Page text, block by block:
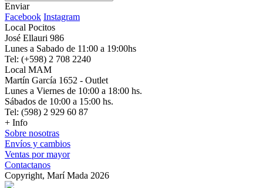
Enviar
Facebook Instagram
Local Pocitos
José Ellauri 986
Lunes a Sabado de 11:00 a 19:00hs
Tel: (+598) 2 708 2240
Local MAM
Martín García 1652 - Outlet
Lunes a Viernes de 10:00 a 18:00 hs.
Sábados de 10:00 a 15:00 hs.
Tel: (598) 2 929 60 87
+ Info
Sobre nosotras
Envíos y cambios
Ventas por mayor
Contactanos
Copyright, Marí Mada 2026